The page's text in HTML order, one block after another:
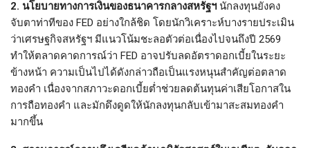
2. นโยบายทางการเงินของธนาคารกลางสหรัฐฯนักลงทุนยังคง
จับตาท่าทีของ FED อย่างใกล้ชิด โดยนักวิเคราะห์บางรายประเมิน
ว่าเศรษฐกิจสหรัฐฯ มีแนวโน้มชะลอตัวต่อเนื่องไปจนถึงปี 2569
ทำให้ตลาดคาดการณ์ว่า FED อาจปรับลดอัตราดอกเบี้ยในระยะ
ข้างหน้า ความเป็นไปได้ดังกล่าวถือเป็นแรงหนุนสำคัญต่อตลาด
ทองคำ เนื่องจากสภาวะดอกเบี้ยต่ำช่วยลดต้นทุนค่าเสียโอกาสใน
การถือทองคำ และมักดึงดูดให้นักลงทุนกลับเข้ามาสะสมทองคำ
มากขึ้น